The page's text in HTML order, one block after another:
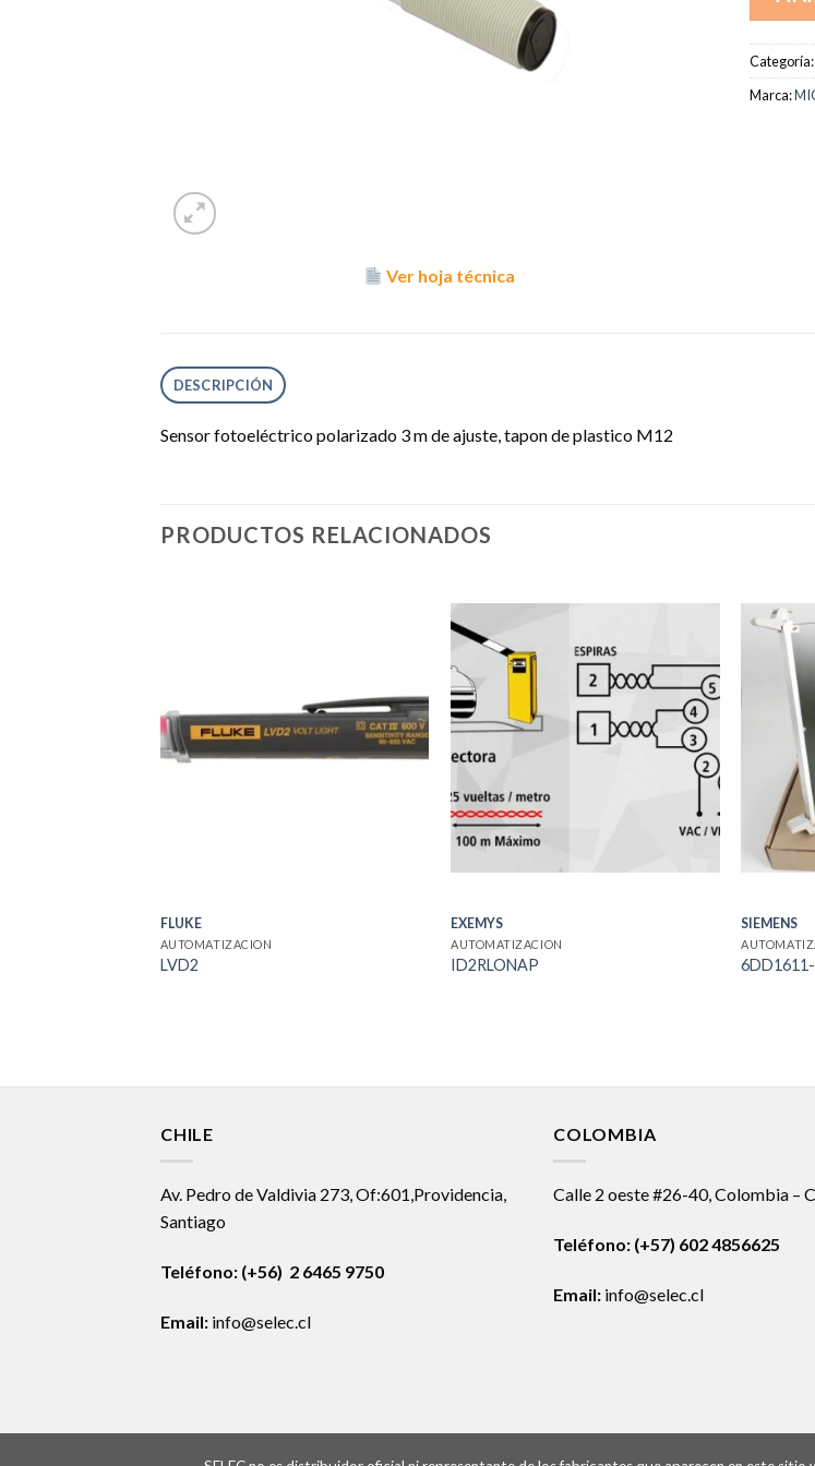
Ver hoja técnica
Categoría:
Marca:
DESCRIPCIÓN
Sensor fotoeléctrico polarizado 3 m de ajuste, tapon de plastico M12
PRODUCTOS RELACIONADOS
FLUKE
AUTOMATIZACION
LVD2
EXEMYS
AUTOMATIZACION
ID2RLONAP
SIEMENS
CHILE
Av. Pedro de Valdivia 273, Of:601,Providencia,
Santiago
Teléfono: (+56) 2 6465 9750
Email: info@selec.cl
COLOMBIA
Calle 2 oeste #26-40, Colombia –
Teléfono: (+57) 602 4856625
Email: info@selec.cl